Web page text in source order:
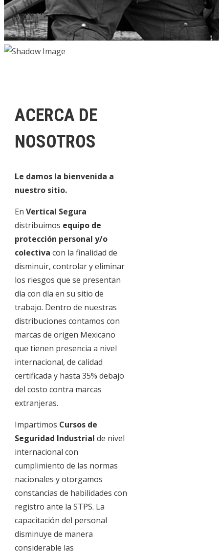
ACERCA DE
NOSOTROS
Le damos la bienvenida a
nuestro sitio.
En Vertical Segura
distribuimos equipo de
protección personal y/o
colectiva con la finalidad de
disminuir, controlar y eliminar
los riesgos que se presentan
día con día en su sitio de
trabajo. Dentro de nuestras
distribuciones contamos con
marcas de origen Mexicano
que tienen presencia a nivel
internacional, de calidad
certificada y hasta 35% debajo
del costo contra marcas
extranjeras.
Impartimos Cursos de
Seguridad Industrial de nivel
internacional con
cumplimiento de las normas
nacionales y otorgamos
constancias de habilidades con
registro ante la STPS. La
capacitación del personal
disminuye de manera
considerable las